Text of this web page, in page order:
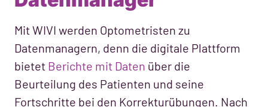
Mit WIVI werden Optometristen zu
Datenmanagern, denn die digitale Plattform
bietet Berichte mit Daten über die
Beurteilung des Patienten und seine
Fortschritte bei den Korrekturübungen. Nach